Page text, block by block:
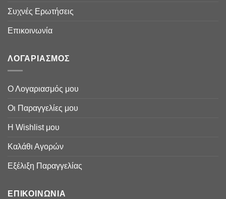
Συχνές Ερωτήσεις
Επικοινωνία
ΛΟΓΑΡΙΑΣΜΟΣ
Ο Λογαριασμός μου
Οι Παραγγελίες μου
Η Wishlist μου
Καλάθι Αγορών
Εξέλιξη Παραγγελίας
ΕΠΙΚΟΙΝΩΝΙΑ